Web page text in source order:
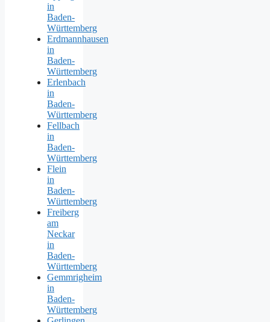
in
Baden-
Württemberg
Erdmannhausen
in
Baden-
Württemberg
Erlenbach
in
Baden-
Württemberg
Fellbach
in
Baden-
Württemberg
Flein
in
Baden-
Württemberg
Freiberg
am
Neckar
in
Baden-
Württemberg
Gemmrigheim
in
Baden-
Württemberg